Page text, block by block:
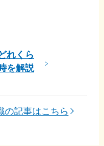
れくら
を解説
の記事はこちら